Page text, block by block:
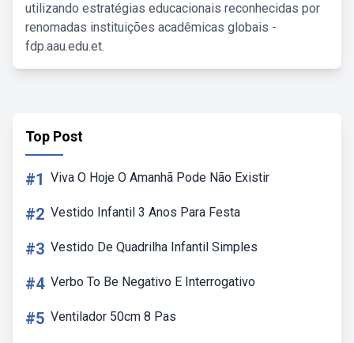
utilizando estratégias educacionais reconhecidas por
renomadas instituições acadêmicas globais -
fdp.aau.edu.et.
Top Post
#1 Viva O Hoje O Amanhã Pode Não Existir
#2 Vestido Infantil 3 Anos Para Festa
#3 Vestido De Quadrilha Infantil Simples
#4 Verbo To Be Negativo E Interrogativo
#5 Ventilador 50cm 8 Pas